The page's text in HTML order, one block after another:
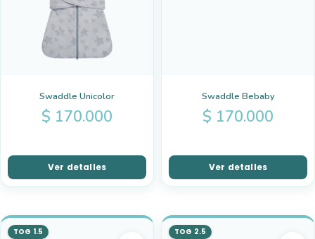
Swaddle Unicolor
$ 170.000
Ver detalles
Swaddle Bebaby
$ 170.000
Ver detalles
TOG 1.5 TOG 2.5